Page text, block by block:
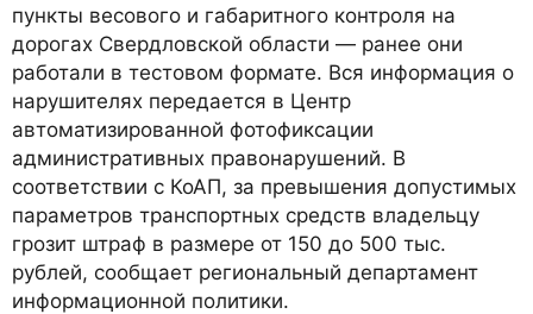
пункты весового и габаритного контроля на
дорогах Свердловской области — ранее они
работали в тестовом формате. Вся информация о
нарушителях передается в Центр
автоматизированной фотофиксации
административных правонарушений. В
соответствии с КоАП, за превышения допустимых
параметров транспортных средств владельцу
грозит штраф в размере от 150 до 500 тыс.
рублей, сообщает региональный департамент
информационной политики.